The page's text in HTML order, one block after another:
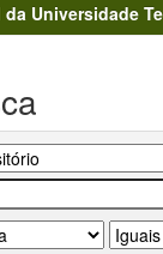
Universidade